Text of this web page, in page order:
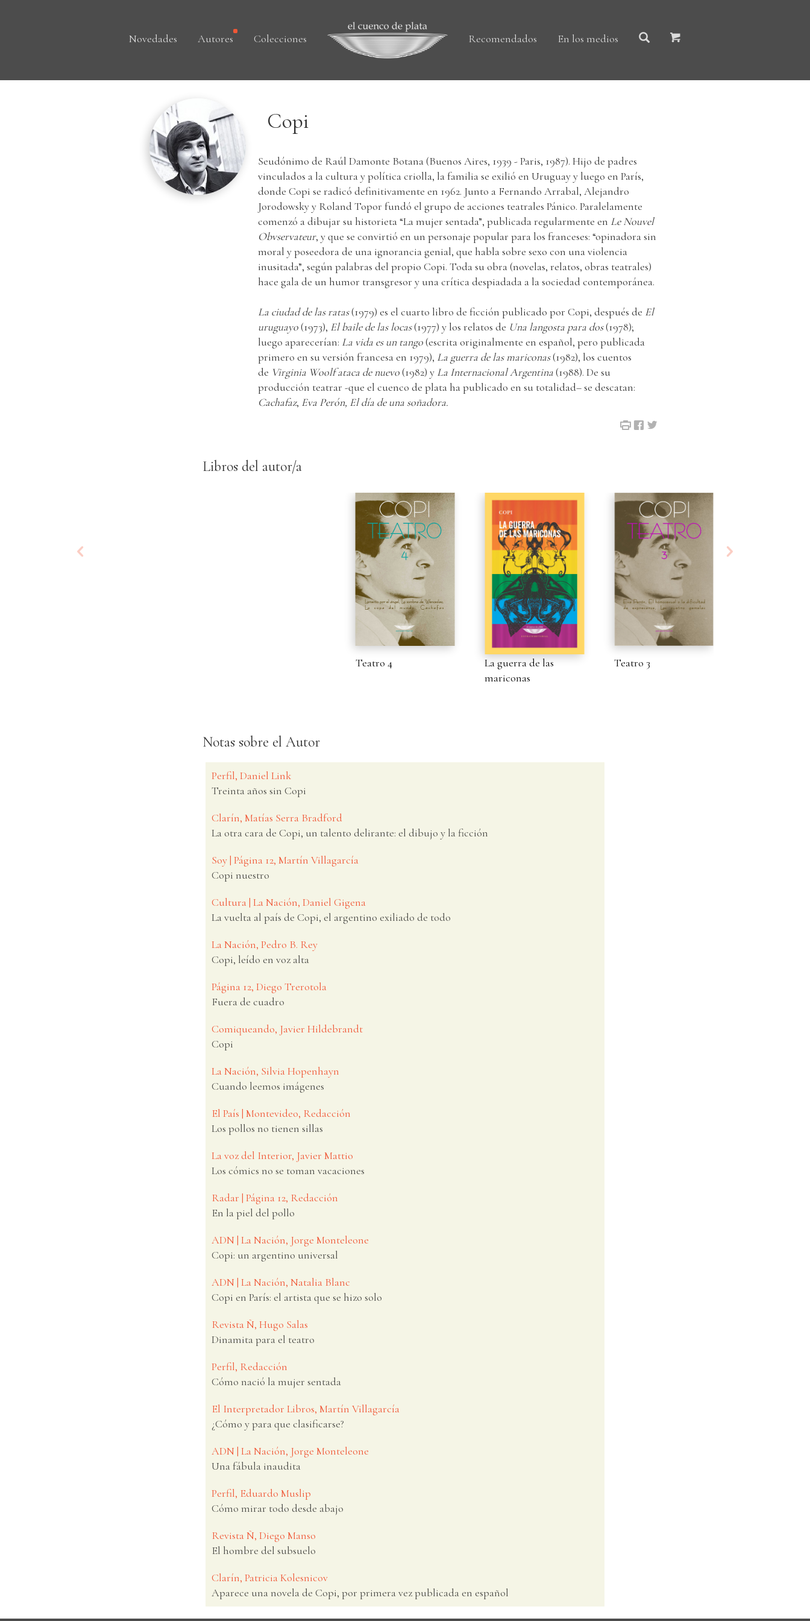
Novedades Autores Colecciones Recomendados En los medios
Copi
Seudónimo de Raúl Damonte Botana (Buenos Aires, 1939 - Paris, 1987). Hijo de padres
vinculados a la cultura y política criolla, la familia se exilió en Uruguay y luego en París,
donde Copi se radicó definitivamente en 1962. Junto a Fernando Arrabal, Alejandro
Jorodowsky y Roland Topor fundó el grupo de acciones teatrales Pánico. Paralelamente
comenzó a dibujar su historieta “La mujer sentada”, publicada regularmente en Le Nouvel
Obvservateur, y que se convirtió en un personaje popular para los franceses: “opinadora sin
moral y poseedora de una ignorancia genial, que habla sobre sexo con una violencia
inusitada”, según palabras del propio Copi. Toda su obra (novelas, relatos, obras teatrales)
hace gala de un humor transgresor y una crítica despiadada a la sociedad contemporánea.
La ciudad de las ratas(1979) es el cuarto libro de ficción publicado por Copi, después de El
uruguayo(1973), El baile de las locas(1977) y los relatos de Una langosta para dos(1978);
luego aparecerían: La vida es un tango(escrita originalmente en español, pero publicada
primero en su versión francesa en 1979), La guerra de las mariconas(1982), los cuentos
de Virginia Woolf ataca de nuevo(1982) y La Internacional Argentina(1988). De su
producción teatrar -que el cuenco de plata ha publicado en su totalidad– se descatan:
Cachafaz, Eva Perón, El día de una soñadora.
Libros del autor/a
Teatro 4
La guerra de las
mariconas
Teatro 3
Notas sobre el Autor
Perfil, Daniel Link
Treinta años sin Copi
Clarín, Matías Serra Bradford
La otra cara de Copi, un talento delirante: el dibujo y la ficción
Soy | Página 12, Martín Villagarcía
Copi nuestro
Cultura | La Nación, Daniel Gigena
La vuelta al país de Copi, el argentino exiliado de todo
La Nación, Pedro B. Rey
Copi, leído en voz alta
Página 12, Diego Trerotola
Fuera de cuadro
Comiqueando, Javier Hildebrandt
Copi
La Nación, Silvia Hopenhayn
Cuando leemos imágenes
El País | Montevideo, Redacción
Los pollos no tienen sillas
La voz del Interior, Javier Mattio
Los cómics no se toman vacaciones
Radar | Página 12, Redacción
En la piel del pollo
ADN | La Nación, Jorge Monteleone
Copi: un argentino universal
ADN | La Nación, Natalia Blanc
Copi en París: el artista que se hizo solo
Revista Ñ, Hugo Salas
Dinamita para el teatro
Perfil, Redacción
Cómo nació la mujer sentada
El Interpretador Libros, Martín Villagarcía
¿Cómo y para que clasificarse?
ADN | La Nación, Jorge Monteleone
Una fábula inaudita
Perfil, Eduardo Muslip
Cómo mirar todo desde abajo
Revista Ñ, Diego Manso
El hombre del subsuelo
Clarín, Patricia Kolesnicov
Aparece una novela de Copi, por primera vez publicada en español